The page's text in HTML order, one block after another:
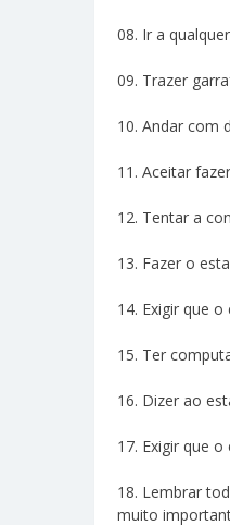
08. Ir a
09. Trazer
10. Andar com
11. Aceitar
12. Tentar a
13. Fazer o
14. Exigir que
15. Ter
16. Dizer ao
17. Exigir que
18. Lembrar
muito